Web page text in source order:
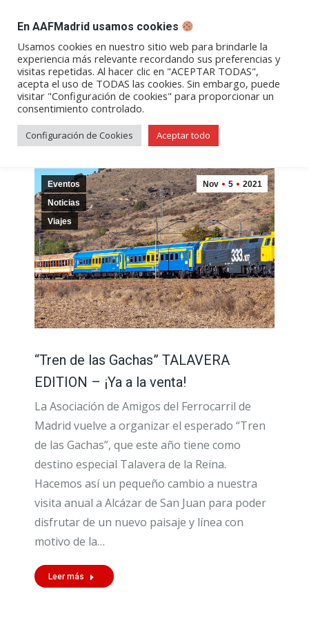
Abrir
enlace
en
una
ventana/pestaña
Abrir
enlace
en
una
ventana/pestaña
Abrir
enlace
en
una
ventana/pestaña
Abrir
enlace
en
una
Abrir
enlace
en
una
Archivos diarios:05/11/2021
Nov 5 2021
Eventos
Noticias
Viajes
“Tren de las Gachas” TALAVERA
EDITION – ¡Ya a la venta!
La Asociación de Amigos del Ferrocarril de
Madrid vuelve a organizar el esperado “Tren
de las Gachas”, que este año tiene como
destino especial Talavera de la Reina.
Hacemos así un pequeño cambio a nuestra
visita anual a Alcázar de San Juan para poder
disfrutar de un nuevo paisaje y línea con
motivo de la…
Leer más
En AAFMadrid usamos cookies
Usamos cookies en nuestro sitio web para brindarle la
experiencia más relevante recordando sus preferencias y
visitas repetidas. Al hacer clic en "ACEPTAR TODAS",
acepta el uso de TODAS las cookies. Sin embargo, puede
visitar "Configuración de cookies" para proporcionar un
consentimiento controlado.
Configuración de Cookies Aceptar todo